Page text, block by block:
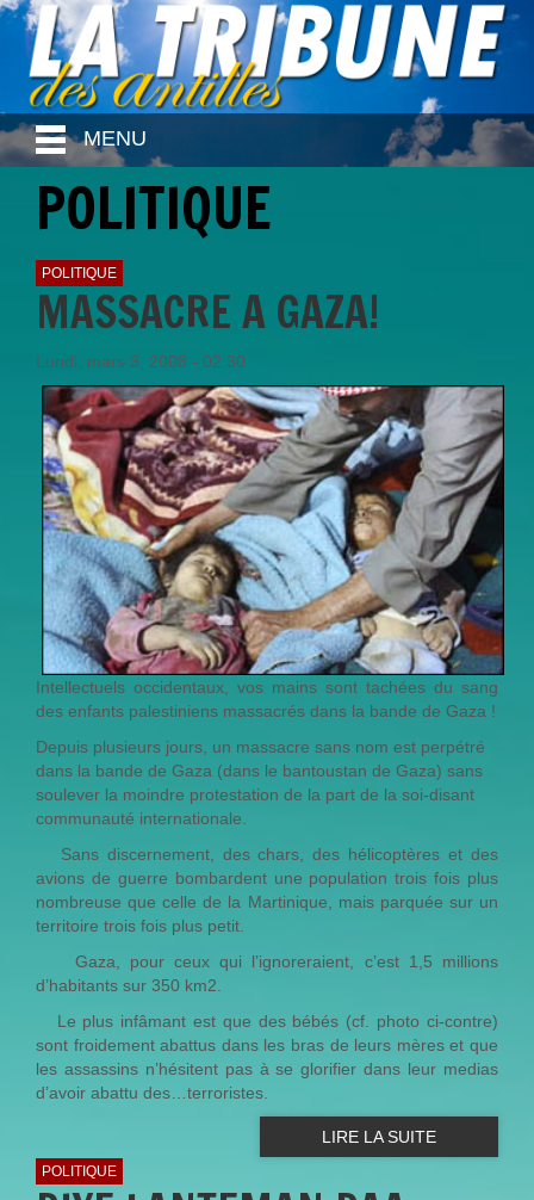
MENU
POLITIQUE
POLITIQUE
MASSACRE A GAZA!
Lundi, mars 3, 2008 - 02:30
Intellectuels occidentaux, vos mains sont tachées du sang
des enfants palestiniens massacrés dans la bande de Gaza !
Depuis plusieurs jours, un massacre sans nom est perpétré
dans la bande de Gaza (dans le bantoustan de Gaza) sans
soulever la moindre protestation de la part de la soi-disant
communauté internationale.
Sans discernement, des chars, des hélicoptères et des
avions de guerre bombardent une population trois fois plus
nombreuse que celle de la Martinique, mais parquée sur un
territoire trois fois plus petit.
Gaza, pour ceux qui l’ignoreraient, c’est 1,5 millions
d’habitants sur 350 km2.
Le plus infâmant est que des bébés (cf. photo ci-contre)
sont froidement abattus dans les bras de leurs mères et que
les assassins n’hésitent pas à se glorifier dans leur medias
d’avoir abattu des…terroristes.
LIRE LA SUITE
POLITIQUE